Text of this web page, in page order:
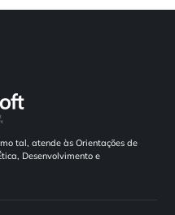
tal, atende às Orientações de
Desenvolvimento e